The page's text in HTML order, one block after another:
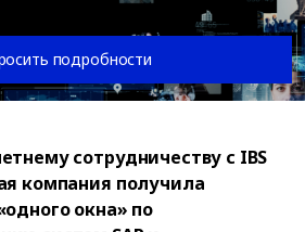
подробности
сотрудничеству с IBS
компания получила
окна» по